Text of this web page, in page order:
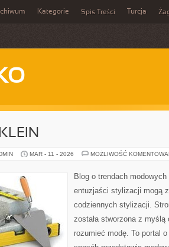
Kategorie Spis Treści Turcja
MAR - 11 - 2026 MOŻLIWOŚĆ
Blog o trendach
entuzjaści stylizacji mogą
codziennych stylizacji.
została stworzona z
rozumieć modę. To portal